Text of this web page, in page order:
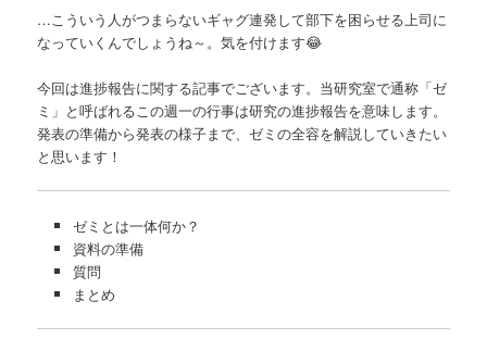
…こういう人がつまらないギャグ連発して部下を困らせる上司に
なっていくんでしょうね～。気を付けます😂
今回は進捗報告に関する記事でございます。当研究室で通称「ゼ
ミ」と呼ばれるこの週一の行事は研究の進捗報告を意味します。
発表の準備から発表の様子まで、ゼミの全容を解説していきたい
と思います！
ゼミとは一体何か？
資料の準備
質問
まとめ